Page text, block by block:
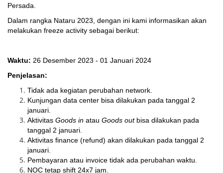
Persada.
Dalam rangka Nataru 2023, dengan ini kami informasikan akan
melakukan freeze activity sebagai berikut:
Waktu: 26 Desember 2023 - 01 Januari 2024
Penjelasan:
Tidak ada kegiatan perubahan network.
Kunjungan data center bisa dilakukan pada tanggal 2
januari.
Aktivitas Goods in atau Goods outbisa dilakukan pada
tanggal 2 januari.
Aktivitas finance (refund) akan dilakukan pada tanggal 2
januari.
Pembayaran atau invoice tidak ada perubahan waktu.
NOC tetap shift 24x7 jam.